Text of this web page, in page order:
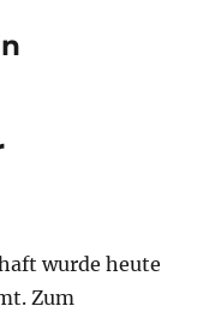
wurde heute
Zum